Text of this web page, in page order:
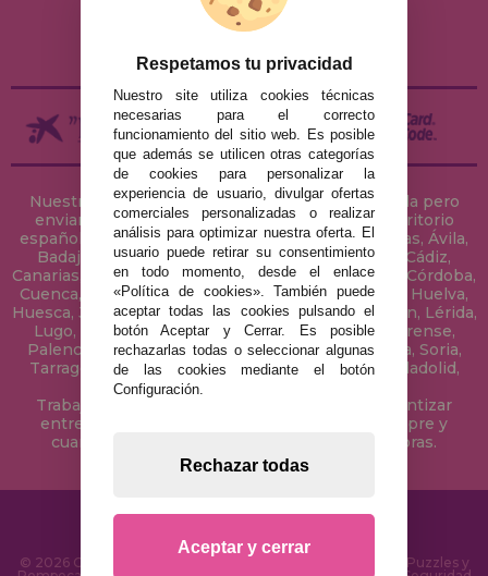
ENVÍOS Y DEVOLUCIONES
Nuestra tienda de puzzles está ubicada en Sevilla pero
enviamos tus puzzles a cualquier ciudad del territorio
español: Álava, Albacete, Alicante, Almería, Asturias, Ávila,
Badajoz, Baleares, Barcelona, Burgos, Cáceres, Cádiz,
Canarias, Cantabria, Castellón, Ceuta, Ciudad Real, Córdoba,
Cuenca, Gerona, Granada, Guadalajara, Guipúzcoa, Huelva,
Huesca, Jaén, La Coruña, La Rioja, Las Palmas, Leon, Lérida,
Lugo, Madrid, Málaga, Melilla, Murcia, Navarra, Orense,
Palencia, Pontevedra, Salamanca, Segovia, Sevilla, Soria,
Tarragona, Tenerife, Teruel, Toledo, Valencia, Valladolid,
Vizcaya, Zamora y Zaragoza.
Trabajamos con Stocks permanentes para garantizar
entregas rápidas en territorio peninsular, siempre y
cuando el pedido se realice antes de las 18 horas.
© 2026 CasaDelPuzzle.com - Tienda Online para comprar Puzzles y
Respetamos tu privacidad
Nuestro site utiliza cookies técnicas
necesarias para el correcto
funcionamiento del sitio web. Es posible
que además se utilicen otras categorías
de cookies para personalizar la
experiencia de usuario, divulgar ofertas
comerciales personalizadas o realizar
análisis para optimizar nuestra oferta. El
usuario puede retirar su consentimiento
en todo momento, desde el enlace
«Política de cookies». También puede
aceptar todas las cookies pulsando el
botón Aceptar y Cerrar. Es posible
rechazarlas todas o seleccionar algunas
de las cookies mediante el botón
Configuración.
Rechazar todas
Aceptar y cerrar